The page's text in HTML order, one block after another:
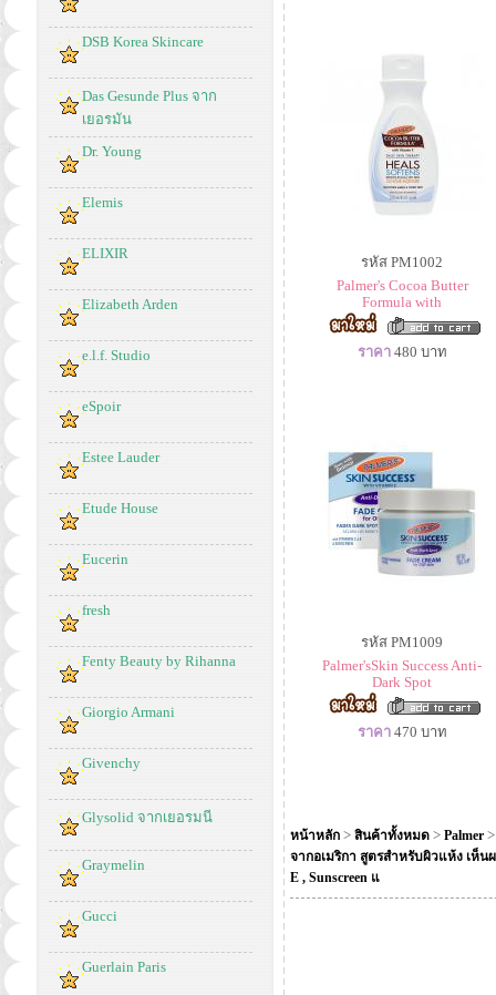
DSB Korea Skincare
Das Gesunde Plus จาก
เยอรมัน
Dr. Young
Elemis
ELIXIR
Elizabeth Arden
e.l.f. Studio
eSpoir
Estee Lauder
Etude House
Eucerin
fresh
Fenty Beauty by Rihanna
Giorgio Armani
Givenchy
Glysolid จากเยอรมนี
Graymelin
Gucci
Guerlain Paris
รหัส PM1002
Palmer's Cocoa Butter
Formula with
ราคา 480 บาท
รหัส PM1009
Palmer'sSkin Success Anti-
Dark Spot
ราคา 470 บาท
หน้าหลัก > สินค้าทั้งหมด > Palmer
จากอเมริกา สูตรสำหรับผิวแห้ง เห็
E , Sunscreen แ